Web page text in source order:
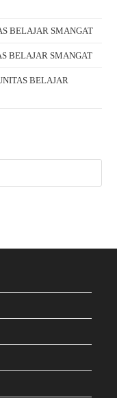
BELAJAR SMANGAT
BELAJAR SMANGAT
BELAJAR